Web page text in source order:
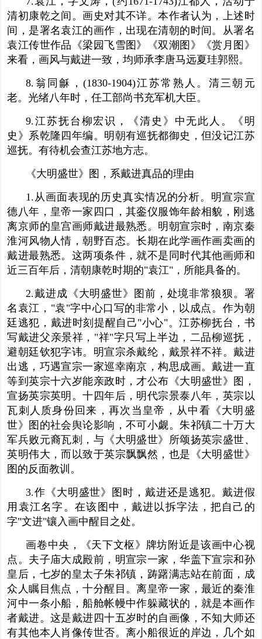
清初康乾之间。画史对其不详。本作者认为，上述时
间，是署名袁江的画作，出现在清朝的时间。从署名
袁江传世作品《梁园飞雪图》《双潮图》《赏月图》
来看，画风与戴进一致，均师承李唐马远夏珪郭熙。
8.翁同龢，(1830-1904)江苏常熟人。清三朝元
老。光绪八年时，任工部尚书充军机大臣。
9.江苏抚台柳宏识，《清史》中无此人。《明
史》系乾隆四年编。明朝有巡抚都御史 ，但没记江苏
巡抚。有待机会查江苏地方志。
《大明盛世》图，系戴进真品的理由
1.从画面表现的历史真实情况的分析。明宣宗宣
德八年，皇帝一家四口，其銮仪服饰年龄相貌，刚逃
离京师的皇宫画师戴进最熟悉。明朝宣宗时，南京秦
淮河风物人情，朝野百态。长期在此学画作画卖画的
戴进最熟悉。这两项条件，就不是同时代其他画师和
近三百年后，清朝康乾时期的"袁江"，所能具备的。
2.戴进成《大明盛世》图前，处境非常狼狈。署
名袁江，"袁"字中心口写的非常小，以成点。作为朝
廷逃犯，戴进时刻提醒自己"小心"。江苏柳抚台，书
写戴进父亲景祥，"祥"字只写上半边，二品柳巡抚 ，
避朝廷钦犯字讳。明宣宗杀戴纶，戴景祥不祥。戴进
出逃，巧遇宣宗一家巡幸南京，构思成画。戴进一直
等到英宗十六岁能亲政时，才公布《大明盛世》图，
宣扬英宗英明。十四年后，明代宗景泰八年，英宗以
瓦刺人质身份回来，再次当皇帝，从中看《大明盛
世》图的社会舆论影响，不可小觑。朱祁镇二十万大
军兵败元裔瓦刺，与《大明盛世》所颂扬英宗盛世、
英明伟大，而以致于英宗飘飘然，也是《大明盛世》
图的反面教训。
3.作《大明盛世》图时，戴进还是逃犯。戴进假
用袁江名字。在该图中，戴进以 拆字法 ，把自己的
字"文进"镶入画中醒目之处。
画卷中央，《天下文枢》牌坊附近是该画中心视
点。夫子庙大成殿前，明宣宗一家，华盖下宣宗和孙
皇后，七岁的皇太子朱祁镇，踌躇满志站在前面，成
众人瞩目焦点，十分醒目。离皇帝一家，最近的秦淮
河中一条小船，船舱帐幔中作躲藏状的，就是本画作
者戴进。这是戴进四十五岁时的自画像，不知大师还
有其他本人肖像传世否。离小船很近的岸边，几个如